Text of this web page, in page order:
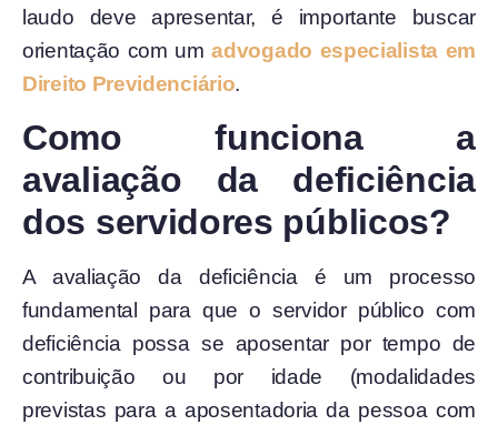
laudo deve apresentar, é importante buscar
orientação com umadvogado especialista em
Direito Previdenciário.
Como funciona a
avaliação da deficiência
dos servidores públicos?
A avaliação da deficiência é um processo
fundamental para que o servidor público com
deficiência possa se aposentar por tempo de
contribuição ou por idade (modalidades
previstas para a aposentadoria da pessoa com